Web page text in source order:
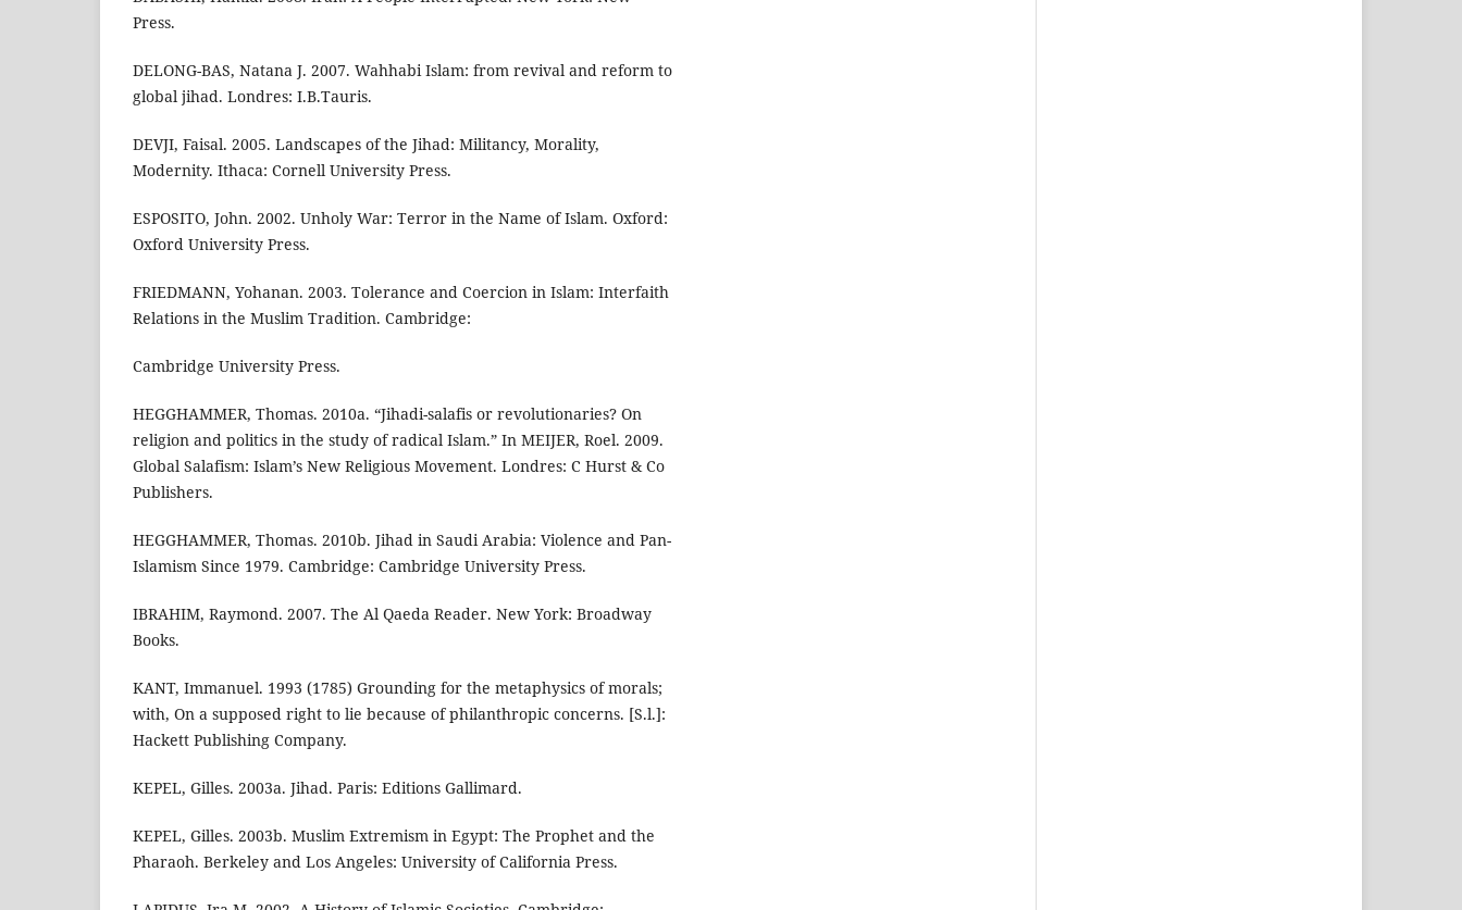
Press.
DELONG-BAS, Natana J. 2007. Wahhabi Islam: from revival and reform to
global jihad. Londres: I.B.Tauris.
DEVJI, Faisal. 2005. Landscapes of the Jihad: Militancy, Morality,
Modernity. Ithaca: Cornell University Press.
ESPOSITO, John. 2002. Unholy War: Terror in the Name of Islam. Oxford:
Oxford University Press.
FRIEDMANN, Yohanan. 2003. Tolerance and Coercion in Islam: Interfaith
Relations in the Muslim Tradition. Cambridge:
Cambridge University Press.
HEGGHAMMER, Thomas. 2010a. “Jihadi-salafis or revolutionaries? On
religion and politics in the study of radical Islam.” In MEIJER, Roel. 2009.
Global Salafism: Islam’s New Religious Movement. Londres: C Hurst & Co
Publishers.
HEGGHAMMER, Thomas. 2010b. Jihad in Saudi Arabia: Violence and Pan-
Islamism Since 1979. Cambridge: Cambridge University Press.
IBRAHIM, Raymond. 2007. The Al Qaeda Reader. New York: Broadway
Books.
KANT, Immanuel. 1993 (1785) Grounding for the metaphysics of morals;
with, On a supposed right to lie because of philanthropic concerns. [S.l.]:
Hackett Publishing Company.
KEPEL, Gilles. 2003a. Jihad. Paris: Editions Gallimard.
KEPEL, Gilles. 2003b. Muslim Extremism in Egypt: The Prophet and the
Pharaoh. Berkeley and Los Angeles: University of California Press.